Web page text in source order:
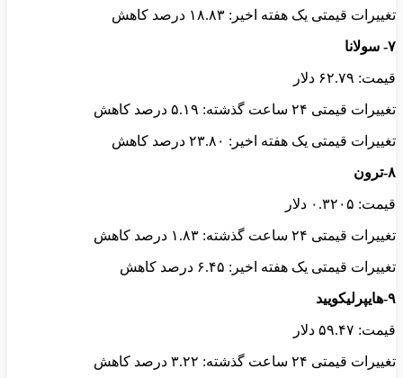
تغییرات قیمتی یک هفته اخیر: ۱۸.۸۳ درصد کاهش
۷- سولانا
قیمت: ۶۲.۷۹ دلار
تغییرات قیمتی ۲۴ ساعت گذشته: ۵.۱۹ درصد کاهش
تغییرات قیمتی یک هفته اخیر: ۲۳.۸۰ درصد کاهش
۸-ترون
قیمت: ۰.۳۲۰۵ دلار
تغییرات قیمتی ۲۴ ساعت گذشته: ۱.۸۳ درصد کاهش
تغییرات قیمتی یک هفته اخیر: ۶.۴۵ درصد کاهش
۹-هایپرلیکویید
قیمت: ۵۹.۴۷ دلار
تغییرات قیمتی ۲۴ ساعت گذشته: ۳.۲۲ درصد کاهش